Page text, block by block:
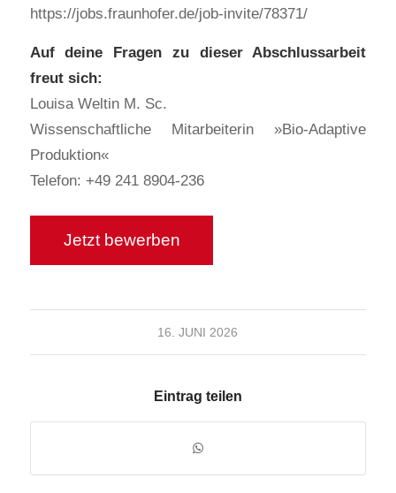
https://jobs.fraunhofer.de/job-invite/78371/
Auf deine Fragen zu dieser Abschlussarbeit
freut sich:
Louisa Weltin M. Sc.
Wissenschaftliche Mitarbeiterin »Bio-Adaptive
Produktion«
Telefon: +49 241 8904-236
16. JUNI 2026
Eintrag teilen